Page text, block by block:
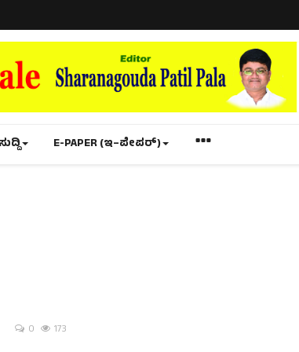
ಸುದ್ದಿ E-PAPER (ಇ–ಪೇಪರ್‌)
0 173